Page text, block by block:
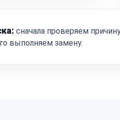
сначала проверяем
выполняем замену.